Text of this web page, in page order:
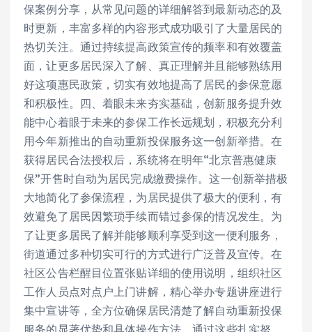
保案例分享，从常见问题的详细解答到最新动态的及
时更新，丰富多样的内容形式成功吸引了大量居民的
热切关注。通过持续提高政策宣传的频率和有效覆盖
面，让更多居民深入了解、真正理解并且能够熟练用
好这项惠民政策，切实有效地提高了居民的参保意愿
和积极性。四、着眼未来夯实基础，创新服务提升效
能中心着眼于未来的参保工作长远规划，积极充分利
用今年新推出的自动重新投保服务这一创新举措。在
获得居民合法授权后，系统将在明年“北京普惠健康
保”开售时自动为居民完成缴费操作。这一创新举措极
大地简化了参保流程，为居民提供了极大的便利，有
效避免了居民因繁琐手续而错过参保的情况发生。为
了让更多居民了解并能够顺利享受到这一便利服务，
街道通过多种切实可行的方式进行广泛普及宣传。在
社区公告栏醒目位置张贴详细的使用说明，组织社区
工作人员点对点户上门讲解，精心举办专题讲座进行
集中宣讲等，全方位确保居民清楚了解自动重新投保
服务的显著优势和具体操作方法。通过这些扎实努